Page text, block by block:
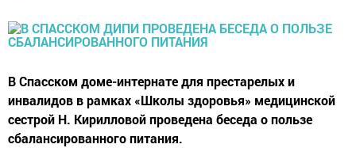
В Спасском доме-интернате для престарелых и
инвалидов в рамках «Школы здоровья» медицинской
сестрой Н. Кирилловой проведена беседа о пользе
сбалансированного питания.